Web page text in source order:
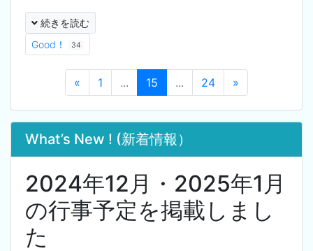
続きを読む
Good！
34
« 1 ... 15 ... 24 »
What’s New ! (新着情報）
2024年12月・2025年1月
の行事予定を掲載しまし
た